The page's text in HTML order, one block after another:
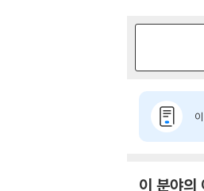
이 분야의